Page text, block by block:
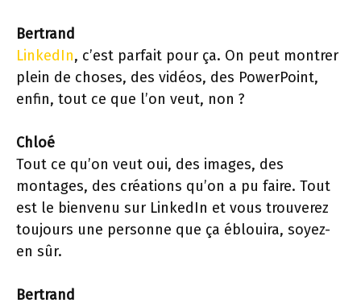
Bertrand
LinkedIn, c’est parfait pour ça. On peut montrer
plein de choses, des vidéos, des PowerPoint,
enfin, tout ce que l’on veut, non ?
Chloé
Tout ce qu’on veut oui, des images, des
montages, des créations qu’on a pu faire. Tout
est le bienvenu sur LinkedIn et vous trouverez
toujours une personne que ça éblouira, soyez-
en sûr.
Bertrand